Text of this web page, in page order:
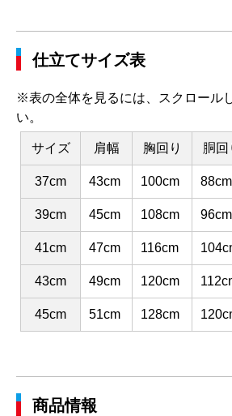
仕立てサイズ表
※表の全体を見るには、スクロール
い。
サイズ 肩幅 胸回り 胴回
37cm 43cm 100cm 88cm
39cm 45cm 108cm 96cm
41cm 47cm 116cm
43cm 49cm 120cm
45cm 51cm 128cm
商品情報